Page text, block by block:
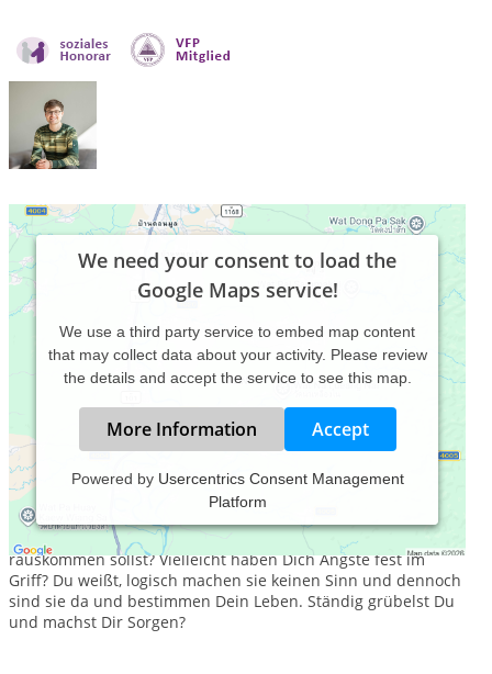
We need your consent to load the
Google Maps service!
We use a third party service to embed map content
that may collect data about your activity. Please review
the details and accept the service to see this map.
More Information Accept
Powered by Usercentrics Consent Management
Platform
Steckst Du fest?
Und weißt einfach nicht mehr, wie Du aus der Situation
rauskommen sollst? Vielleicht haben Dich Ängste fest im
Griff? Du weißt, logisch machen sie keinen Sinn und dennoch
sind sie da und bestimmen Dein Leben. Ständig grübelst Du
und machst Dir Sorgen?